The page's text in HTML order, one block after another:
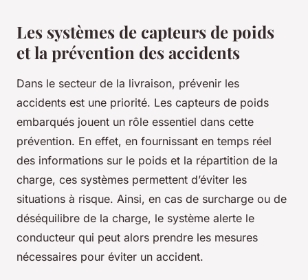
Les systèmes de capteurs de poids
et la prévention des accidents
Dans le secteur de la livraison, prévenir les
accidents est une priorité. Les capteurs de poids
embarqués jouent un rôle essentiel dans cette
prévention. En effet, en fournissant en temps réel
des informations sur le poids et la répartition de la
charge, ces systèmes permettent d’éviter les
situations à risque. Ainsi, en cas de surcharge ou de
déséquilibre de la charge, le système alerte le
conducteur qui peut alors prendre les mesures
nécessaires pour éviter un accident.